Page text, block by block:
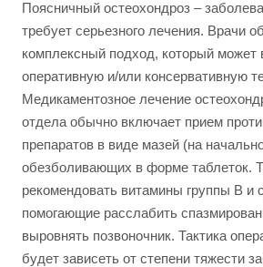
Поясничный остеохондроз –
требует серьезного лечения. Врачи
комплексный подход, который может
оперативную и/или консервативную
Медикаментозное лечение
отдела обычно включает прием
препаратов в виде мазей (на
обезболивающих в форме таблеток.
рекомендовать витамины группы В и
помогающие расслабить
выровнять позвоночник. Тактика
будет зависеть от степени тяжести